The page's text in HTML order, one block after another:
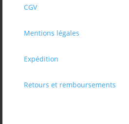
CGV
Mentions légales
Expédition
Retours et remboursements